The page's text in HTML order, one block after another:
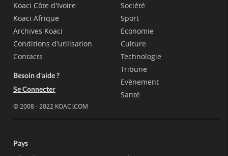
Koaci Côte d'Ivoire
Koaci Afrique
Archives Koaci
Conditions d'utilisation
Contacts
Besoin d'aide ?
Se Connecter
© 2008 - 2022 KOACI.COM
Société
Sport
Economie
Culture
Technologie
Tribune
Evènement
Santé
Pays